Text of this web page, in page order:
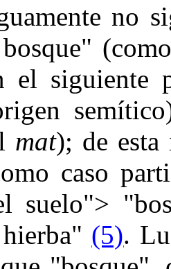
no
el siguiente
mat); de esta
caso
suelo">
(5).